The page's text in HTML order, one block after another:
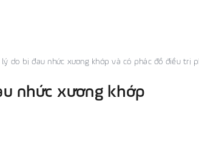
do bị đau nhức xương khớp và có phác đồ điều trị
nhức xương khớp